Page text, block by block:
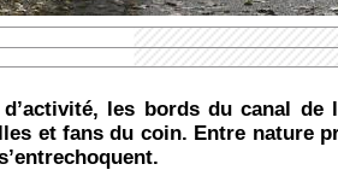
les bords du canal
et fans du coin. Entre nature